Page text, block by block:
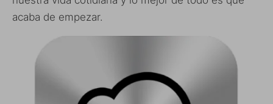
acaba de empezar.